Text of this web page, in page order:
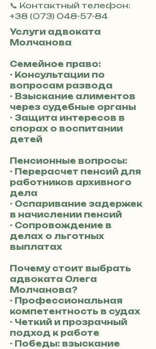
📞 Контактный телефон:
+38 (073) 048-57-84
Услуги адвоката
Молчановa
Семейное право:
- Консультации по
вопросам развода
- Взыскание алиментов
через судебные органы
- Защита интересов в
спорах о воспитании
детей
Пенсионные вопросы:
- Перерасчет пенсий для
работников архивного
дела
- Оспаривание задержек
в начислении пенсий
- Сопровождение в
делах о льготных
выплатах
Почему стоит выбрать
адвоката Олега
Молчановa?
- Профессиональная
компетентность в судах
- Четкий и прозрачный
подход к работе
- Победы: взыскание